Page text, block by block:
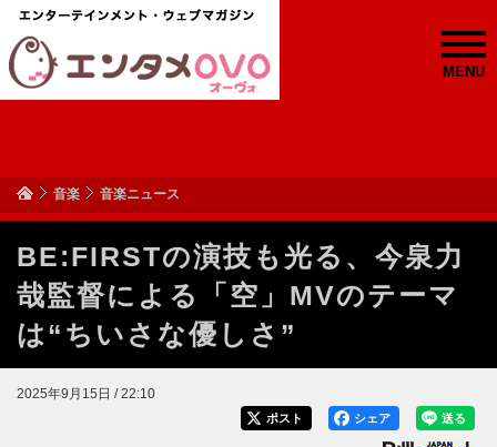
MENU
音楽 音楽ニュース
BE:FIRSTの演技も光る、今泉力
哉監督による「空」MVのテーマ
は“ちいさな優しさ”
2025年9月15日 / 22:10
送る
シェア
ポスト